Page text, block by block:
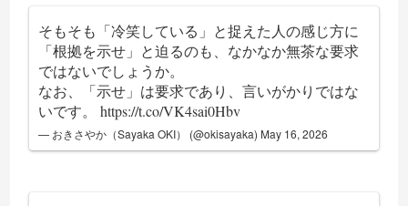
そもそも「冷笑している」と捉えた人の感じ方に
「根拠を示せ」と迫るのも、なかなか無茶な要求
ではないでしょうか。
なお、「示せ」は要求であり、言いがかりではな
いです。https://t.co/VK4sai0Hbv
— おきさやか（Sayaka OKI） (@okisayaka) May 16, 2026